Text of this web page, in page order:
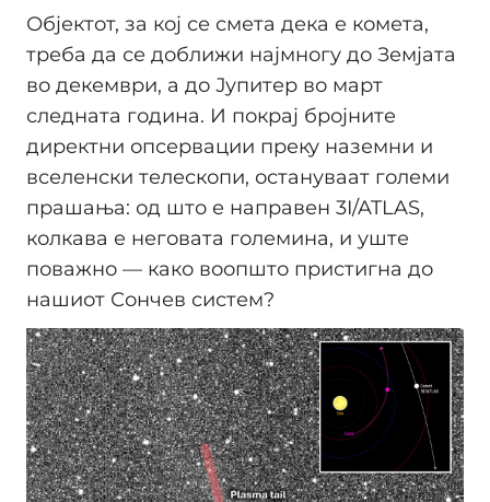
Објектот, за кој се смета дека е комета,
треба да се доближи најмногу до Земјата
во декември, а до Јупитер во март
следната година. И покрај бројните
директни опсервации преку наземни и
вселенски телескопи, остануваат големи
прашања: од што е направен 3I/ATLAS,
колкава е неговата големина, и уште
поважно — како воопшто пристигна до
нашиот Сончев систем?